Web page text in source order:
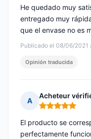
Publicado el 08/06/2021
He quedado muy
entregado muy
que el envase no es
Opinión traducida
A
Acheteur
Nota: 5 de 5
El producto se
perfectamente